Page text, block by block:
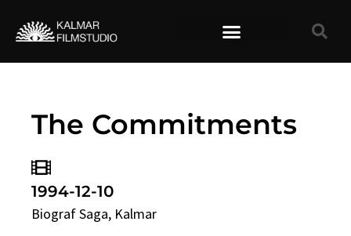
The Commitments
1994-12-10
Biograf Saga, Kalmar